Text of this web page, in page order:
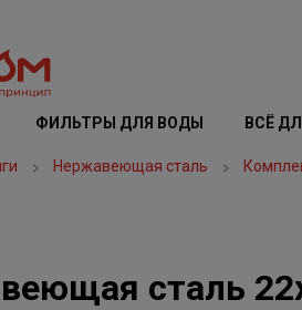
ФИЛЬТРЫ ДЛЯ ВОДЫ ВСЁ
Нержавеющая сталь
сталь